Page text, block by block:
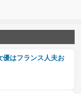
優はフランス人夫お